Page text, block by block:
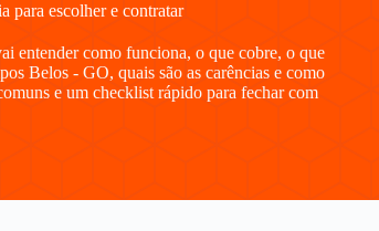
para escolher e contratar
entender como funciona, o que cobre, o que
Belos - GO, quais são as carências e como
e um checklist rápido para fechar com